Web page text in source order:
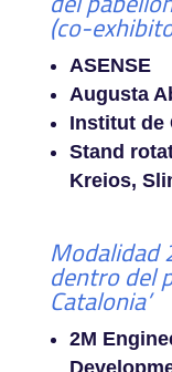
(co-
ASENSE
Augusta
Institut de
Stand
Kreios,
Modalidad
dentro del
Catalonia’
2M